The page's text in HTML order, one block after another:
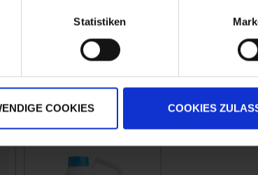
Statistiken
COOKIES COOKIES
35,56 € / l